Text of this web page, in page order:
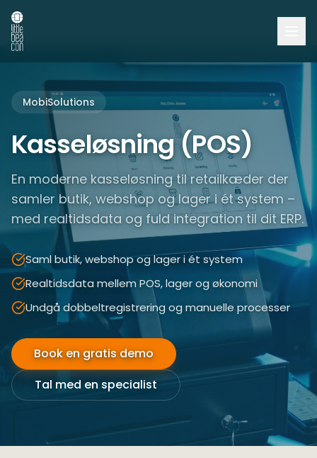
MobiSolutions
Kasseløsning (POS)
En moderne kasseløsning til retailkæder der
samler butik, webshop og lager i ét system –
med realtidsdata og fuld integration til dit ERP.
Saml butik, webshop og lager i ét system
Realtidsdata mellem POS, lager og økonomi
Undgå dobbeltregistrering og manuelle processer
Book en gratis demo
Tal med en specialist